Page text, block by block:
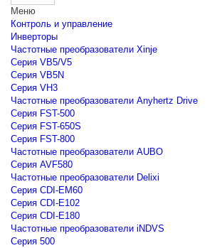
Меню
Контроль и управление
Инверторы
Частотные преобразователи Xinje
Cерия VB5/V5
Cерия VB5N
Cерия VH3
Частотные преобразователи Anyhertz Drive
Серия FST-500
Серия FST-650S
Серия FST-800
Частотные преобразователи AUBO
Серия AVF580
Частотные преобразователи Delixi
Серия CDI-EM60
Серия CDI-E102
Серия CDI-E180
Частотные преобразователи iNDVS
Серия 500